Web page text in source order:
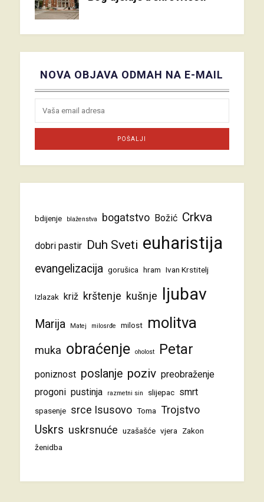
NOVA OBJAVA ODMAH NA E-MAIL
bdijenje blaženstva bogatstvo Božić Crkva
dobri pastir Duh Sveti euharistija
evangelizacija gorušica hram Ivan Krstitelj
Izlazak križ krštenje kušnje ljubav
Marija Matej milosrđe milost molitva
muka obraćenje oholost Petar
poniznost poslanje poziv preobraženje
progoni pustinja razmetni sin slijepac smrt
spasenje srce Isusovo Toma Trojstvo
Uskrs uskrsnuće uzašašće vjera
Zakon
ženidba